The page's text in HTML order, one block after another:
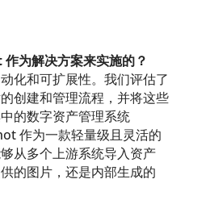
为解决方案来实施的？
化和可扩展性。我们评估了
创建和管理流程，并将这些
的数字资产管理系统
作为一款轻量级且灵活的
从多个上游系统导入资产
的图片，还是内部生成的